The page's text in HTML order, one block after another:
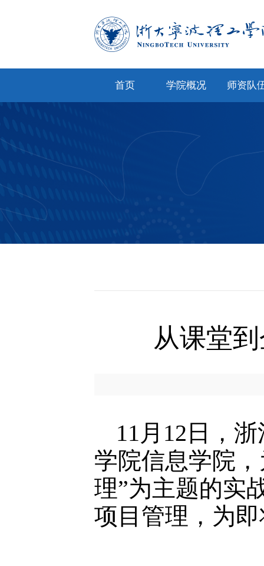
首页 学院概况 师资队
从课堂
11月12日，
学院信息学院
理”为主题的实
项目管理，为